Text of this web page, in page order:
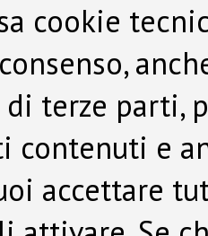
cookie
terze parti,
contenuti e
accettare